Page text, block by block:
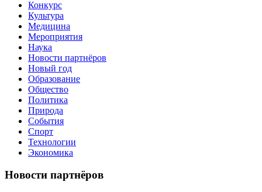
Конкурс
Культура
Медицина
Мероприятия
Наука
Новости партнёров
Новый год
Образование
Общество
Политика
Природа
События
Спорт
Технологии
Экономика
Новости партнёров